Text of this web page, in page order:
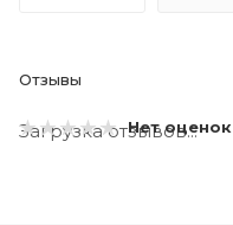
Отзывы
Нет оценок
Загрузка отзывов...